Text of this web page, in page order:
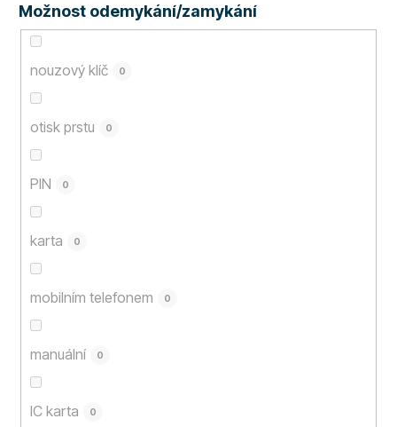
Možnost odemykání/zamykání
nouzový klíč 0
otisk prstu 0
PIN 0
karta 0
mobilním telefonem 0
manuální 0
IC karta 0